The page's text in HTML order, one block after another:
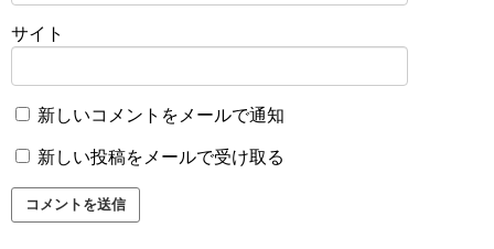
サイト
新しいコメントをメールで通知
新しい投稿をメールで受け取る